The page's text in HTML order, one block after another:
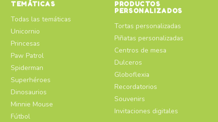
TEMÁTICAS
Todas las temáticas
Unicornio
Princesas
Paw Patrol
Spiderman
Superhéroes
Dinosaurios
Minnie Mouse
Fútbol
PRODUCTOS
PERSONALIZADOS
Tortas personalizadas
Piñatas personalizadas
Centros de mesa
Dulceros
Globoflexia
Recordatorios
Souvenirs
Invitaciones digitales